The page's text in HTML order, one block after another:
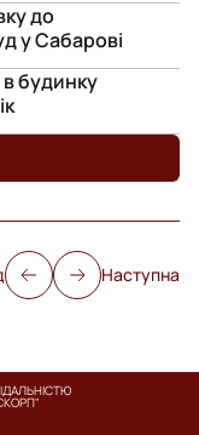
до
у Сабарові
в будинку
Наступна